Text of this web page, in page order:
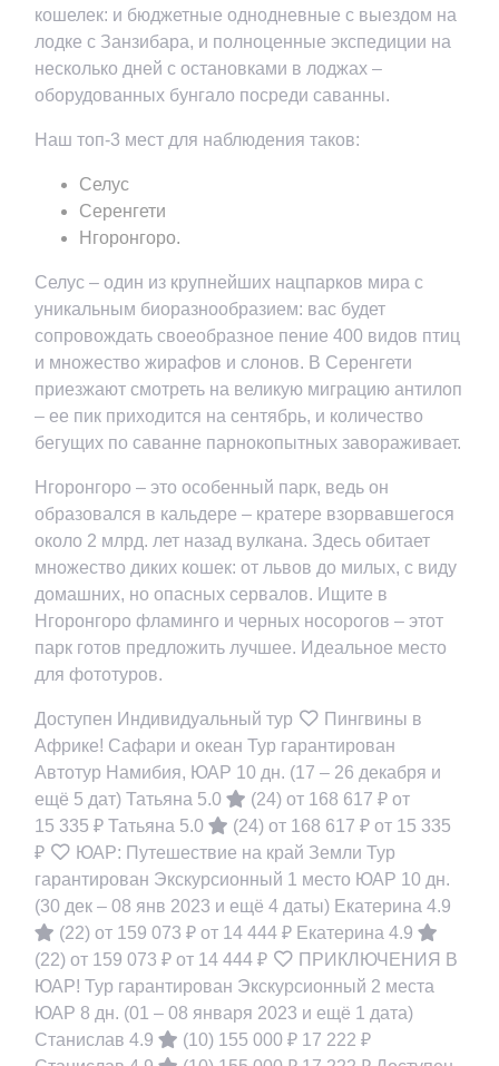
кошелек: и бюджетные однодневные с выездом на
лодке с Занзибара, и полноценные экспедиции на
несколько дней с остановками в лоджах –
оборудованных бунгало посреди саванны.
Наш топ-3 мест для наблюдения таков:
Селус
Серенгети
Нгоронгоро.
Селус – один из крупнейших нацпарков мира с
уникальным биоразнообразием: вас будет
сопровождать своеобразное пение 400 видов птиц
и множество жирафов и слонов. В Серенгети
приезжают смотреть на великую миграцию антилоп
– ее пик приходится на сентябрь, и количество
бегущих по саванне парнокопытных завораживает.
Нгоронгоро – это особенный парк, ведь он
образовался в кальдере – кратере взорвавшегося
около 2 млрд. лет назад вулкана. Здесь обитает
множество диких кошек: от львов до милых, с виду
домашних, но опасных сервалов. Ищите в
Нгоронгоро фламинго и черных носорогов – этот
парк готов предложить лучшее. Идеальное место
для фототуров.
Доступен Индивидуальный тур
Пингвины в
Африке! Сафари и океан Тур гарантирован
Автотур Намибия, ЮАР 10 дн. (17 – 26 декабря и
ещё 5 дат) Татьяна 5.0 (24) от 168 617 ₽ от
15 335 ₽ Татьяна 5.0 (24) от 168 617 ₽ от 15 335
₽
ЮАР: Путешествие на край Земли Тур
гарантирован Экскурсионный 1 место ЮАР 10 дн.
(30 дек – 08 янв 2023 и ещё 4 даты) Екатерина 4.9
(22) от 159 073 ₽ от 14 444 ₽ Екатерина 4.9
(22) от 159 073 ₽ от 14 444 ₽
ПРИКЛЮЧЕНИЯ В
ЮАР! Тур гарантирован Экскурсионный 2 места
ЮАР 8 дн. (01 – 08 января 2023 и ещё 1 дата)
Станислав 4.9
(10) 155 000 ₽ 17 222 ₽